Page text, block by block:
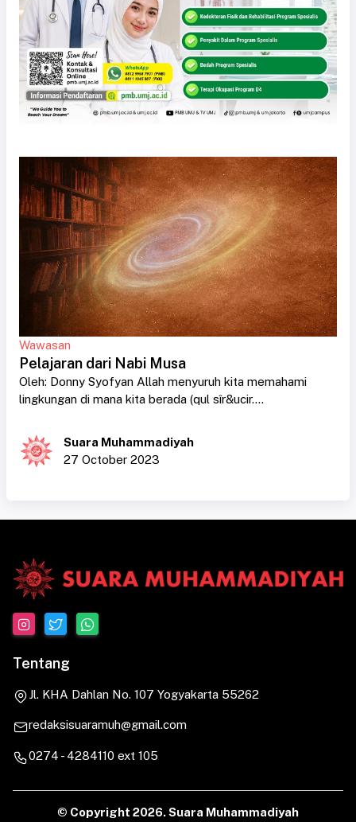
Wawasan
Pelajaran dari Nabi Musa
Oleh: Donny Syofyan Allah menyuruh kita memahami
lingkungan di mana kita berada (qul sîr&ucir....
Suara Muhammadiyah
27 October 2023
Tentang
Jl. KHA Dahlan No. 107 Yogyakarta 55262
redaksisuaramuh@gmail.com
0274 - 4284110 ext 105
© Copyright 2026. Suara Muhammadiyah